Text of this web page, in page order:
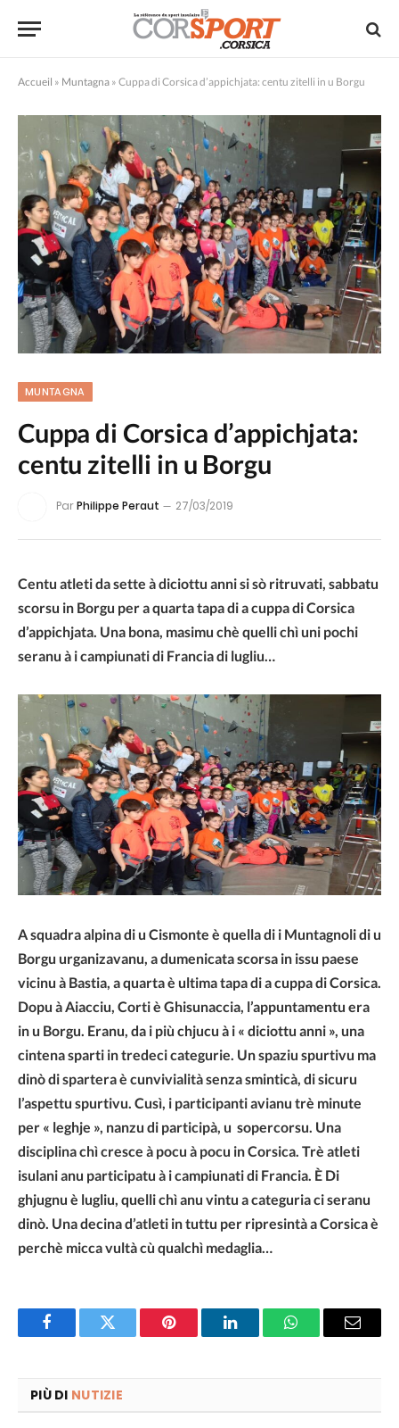
Accueil » Muntagna » Cuppa di Corsica d’appichjata: centu zitelli in u Borgu
MUNTAGNA
Cuppa di Corsica d’appichjata:
centu zitelli in u Borgu
ParPhilippe Peraut 27/03/2019
Centu atleti da sette à diciottu anni si sò ritruvati, sabbatu
scorsu in Borgu per a quarta tapa di a cuppa di Corsica
d’appichjata. Una bona, masimu chè quelli chì uni pochi
seranu à i campiunati di Francia di lugliu…
A squadra alpina di u Cismonte è quella di i Muntagnoli di u
Borgu urganizavanu, a dumenicata scorsa in issu paese
vicinu à Bastia, a quarta è ultima tapa di a cuppa di Corsica.
Dopu à Aiacciu, Corti è Ghisunaccia, l’appuntamentu era
in u Borgu. Eranu, da i più chjucu à i « diciottu anni », una
cintena sparti in tredeci categurie. Un spaziu spurtivu ma
dinò di spartera è cunvivialità senza sminticà, di sicuru
l’aspettu spurtivu. Cusì, i participanti avianu trè minute
per « leghje », nanzu di participà, u sopercorsu. Una
disciplina chì cresce à pocu à pocu in Corsica. Trè atleti
isulani anu participatu à i campiunati di Francia. È Di
ghjugnu è lugliu, quelli chì anu vintu a categuria ci seranu
dinò. Una decina d’atleti in tuttu per ripresintà a Corsica è
perchè micca vultà cù qualchì medaglia…
FacebookTwitter Pinterest LinkedInWhatsAppEmail
PIÙ DI NUTIZIE